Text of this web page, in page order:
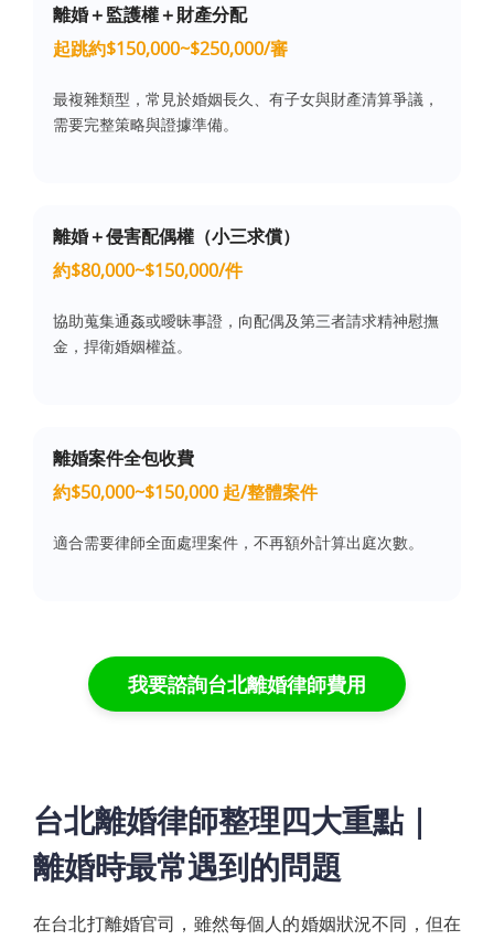
離婚＋監護權＋財產分配
起跳約$150,000~$250,000/審
最複雜類型，常見於婚姻長久、有子女與財產清算爭議，
需要完整策略與證據準備。
離婚＋侵害配偶權（小三求償）
約$80,000~$150,000/件
協助蒐集通姦或曖昧事證，向配偶及第三者請求精神慰撫
金，捍衛婚姻權益。
離婚案件全包收費
約$50,000~$150,000 起/整體案件
適合需要律師全面處理案件，不再額外計算出庭次數。
我要諮詢台北離婚律師費用
台北離婚律師整理四大重點｜
離婚時最常遇到的問題
在台北打離婚官司，雖然每個人的婚姻狀況不同，但在